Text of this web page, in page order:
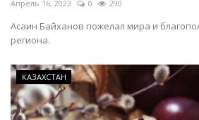
Апрель 16, 2023 0 290
Асаин Байханов пожелал мира и
региона.
КАЗАХСТАН